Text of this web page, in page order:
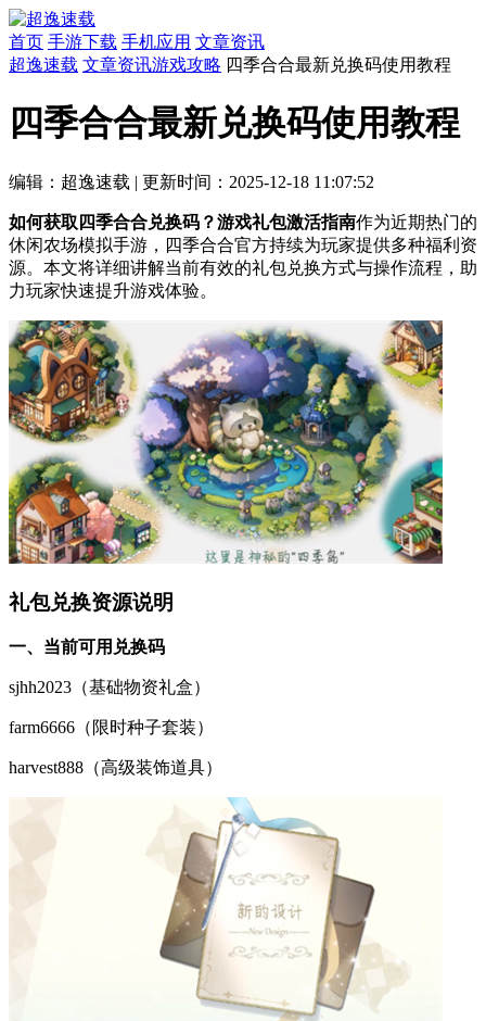
首页 手游下载 手机应用 文章资讯
超逸速载 文章资讯游戏攻略 四季合合最新兑换码使用教程
四季合合最新兑换码使用教程
编辑：超逸速载 | 更新时间：2025-12-18 11:07:52
如何获取四季合合兑换码？游戏礼包激活指南作为近期热门的
休闲农场模拟手游，四季合合官方持续为玩家提供多种福利资
源。本文将详细讲解当前有效的礼包兑换方式与操作流程，助
力玩家快速提升游戏体验。
礼包兑换资源说明
一、当前可用兑换码
sjhh2023（基础物资礼盒）
farm6666（限时种子套装）
harvest888（高级装饰道具）